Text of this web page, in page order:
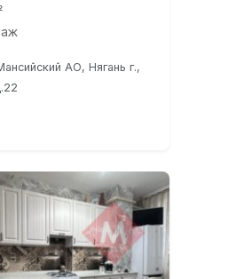
АО, Нягань г.,